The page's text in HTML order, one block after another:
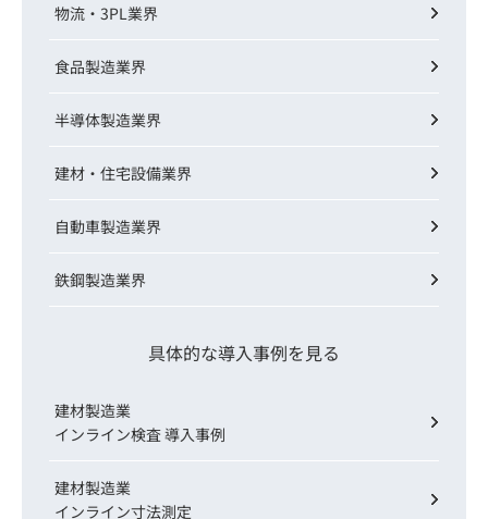
物流・3PL業界
食品製造業界
半導体製造業界
建材・住宅設備業界
自動車製造業界
鉄鋼製造業界
具体的な導入事例を見る
建材製造業
インライン検査 導入事例
建材製造業
インライン寸法測定